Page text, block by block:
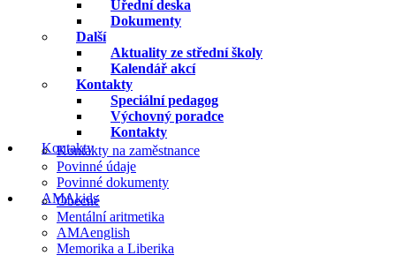
Úřední deska
Dokumenty
Další
Aktuality ze střední školy
Kalendář akcí
Kontakty
Speciální pedagog
Výchovný poradce
Kontakty
Kontakty
Kontakty na zaměstnance
Povinné údaje
Povinné dokumenty
AMAkids
Obecné
Mentální aritmetika
AMAenglish
Memorika a Liberika